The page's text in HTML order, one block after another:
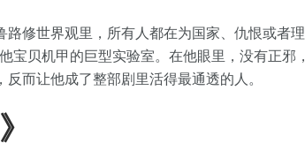
路修世界观里，所有人都在为国家、仇恨或者理
宝贝机甲的巨型实验室。在他眼里，没有正邪，
而让他成了整部剧里活得最通透的人。